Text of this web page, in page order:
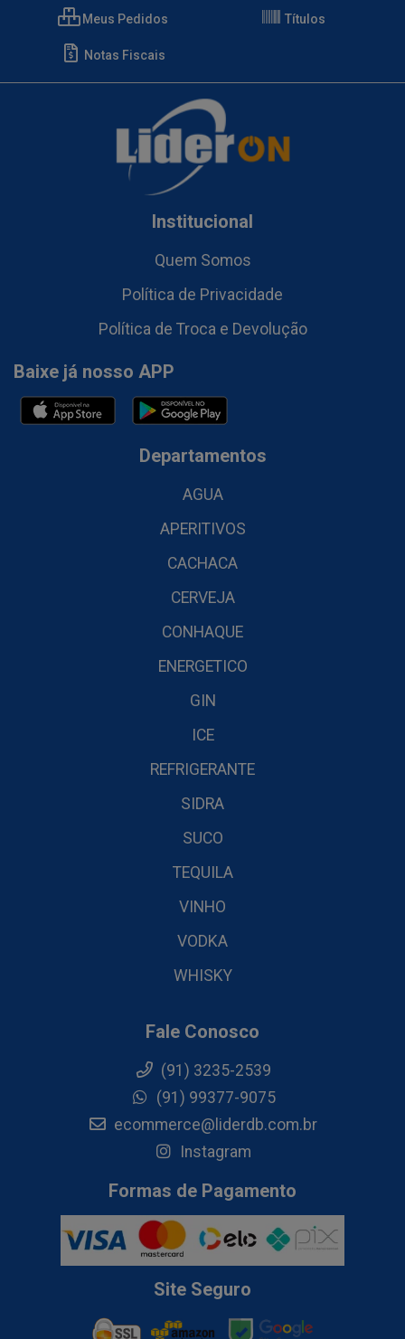
Meus Pedidos Títulos
Notas Fiscais
Institucional
Quem Somos
Política de Privacidade
Política de Troca e Devolução
Baixe já nosso APP
Departamentos
AGUA
APERITIVOS
CACHACA
CERVEJA
CONHAQUE
ENERGETICO
GIN
ICE
REFRIGERANTE
SIDRA
SUCO
TEQUILA
VINHO
VODKA
WHISKY
Fale Conosco
(91) 3235-2539
(91) 99377-9075
ecommerce@liderdb.com.br
Instagram
Formas de Pagamento
Site Seguro